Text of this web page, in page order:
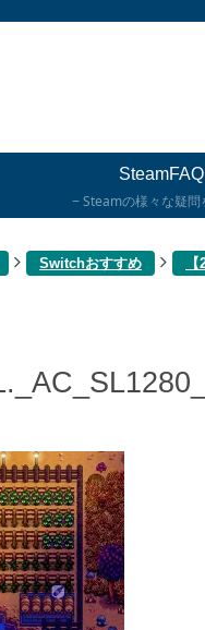
SteamFAQ
Steamの様々な疑問
Switchおすすめ